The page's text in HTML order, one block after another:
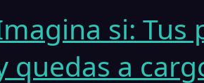
si: Tus
quedas a